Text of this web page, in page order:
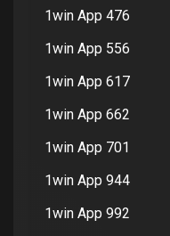
1win App 476
1win App 556
1win App 617
1win App 662
1win App 701
1win App 944
1win App 992